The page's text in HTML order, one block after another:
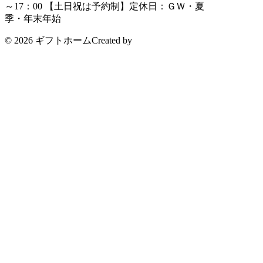
～17：00 【土日祝は予約制】 定休日：ＧＷ・夏
季・年末年始
© 2026 ギフトホームCreated by